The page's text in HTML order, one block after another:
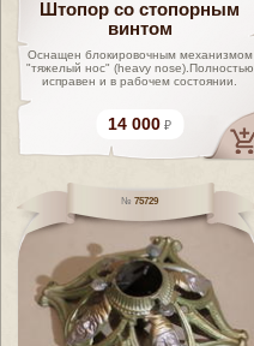
Штопор со стопорным
винтом
Оснащен блокировочным механизмом
"тяжелый нос" (heavy nose).Полностью
исправен и в рабочем состоянии.
14 000
75729